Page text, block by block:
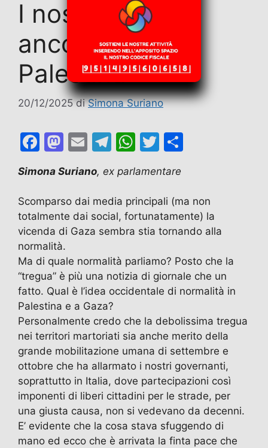
I nostri occhi,
ancora, sulla
Palestina
20/12/2025 diSimona Suriano
F
c
e
b
o
o
k
M
st
o
d
o
n
E
ai
l
T
e
gr
a
m
W
at
s
A
p
p
T
itt
er di
vi
di
Simona Suriano, ex parlamentare
Scomparso dai media principali (ma non
totalmente dai social, fortunatamente) la
vicenda di Gaza sembra stia tornando alla
normalità.
Ma di quale normalità parliamo? Posto che la
“tregua” è più una notizia di giornale che un
fatto. Qual è l’idea occidentale di normalità in
Palestina e a Gaza?
Personalmente credo che la debolissima tregua
nei territori martoriati sia anche merito della
grande mobilitazione umana di settembre e
ottobre che ha allarmato i nostri governanti,
soprattutto in Italia, dove partecipazioni così
imponenti di liberi cittadini per le strade, per
una giusta causa, non si vedevano da decenni.
E’ evidente che la cosa stava sfuggendo di
mano ed ecco che è arrivata la finta pace che